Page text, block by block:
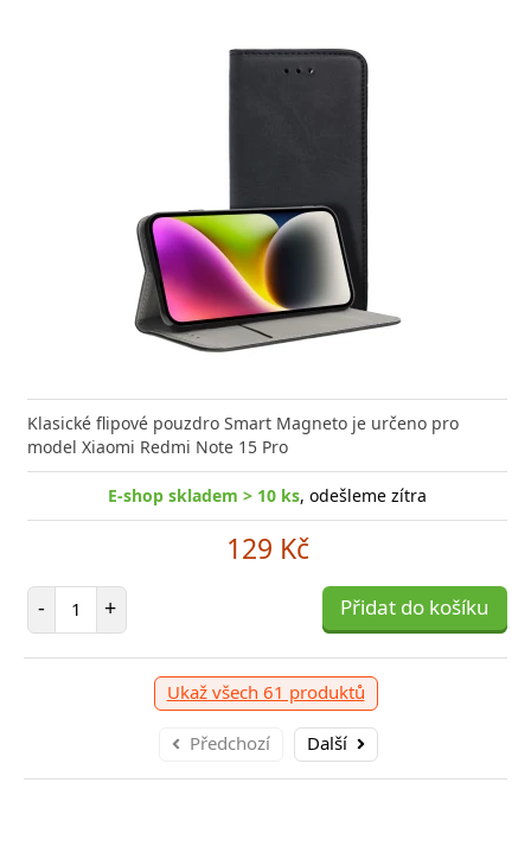
Klasické flipové pouzdro Smart Magneto je určeno pro
model Xiaomi Redmi Note 15 Pro
E-shop skladem > 10 ks, odešleme zítra
129 Kč
- Počet položek
+ Přidat do košíku
Ukaž všech 61 produktů
Předchozí Další